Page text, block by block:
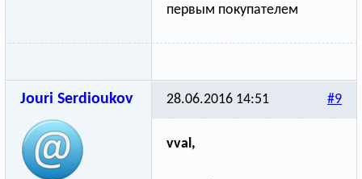
первым покупателем
Jouri Serdioukov #9
28.06.2016 14:51
vval,